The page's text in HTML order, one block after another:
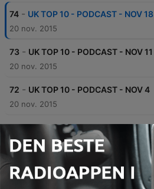
74 - UK TOP 10 - PODCAST - NOV 18
20 nov. 2015
73 - UK TOP 10 - PODCAST - NOV 11
20 nov. 2015
72 - UK TOP 10 - PODCAST - NOV 4
20 nov. 2015
71 - UK TOP 10 - PODCAST - OCT 27
15 nov. 2015
70 - UK TOP 10 - PODCAST - OCT 21
27 okt. 2015